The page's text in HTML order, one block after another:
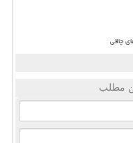
چاقی
مطلب